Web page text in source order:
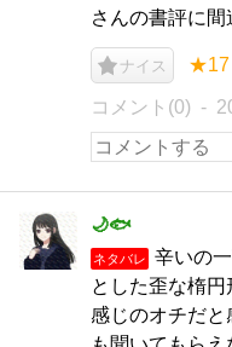
さんの書評に
ナイス ★17
コメント(0)
🌙🐟
ネタバレ
辛いの
とした歪な楕
感じのオチだと